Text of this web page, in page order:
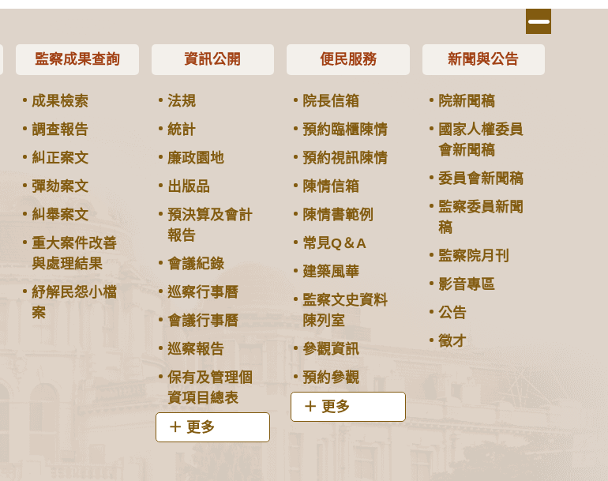
監察成果查詢
成果檢索
調查報告
糾正案文
彈劾案文
糾舉案文
重大案件改善
與處理結果
紓解民怨小檔
案
資訊公開
法規
統計
廉政園地
出版品
預決算及會計
報告
會議紀錄
巡察行事曆
會議行事曆
巡察報告
保有及管理個
資項目總表
更多
便民服務
院長信箱
預約臨櫃陳情
預約視訊陳情
陳情信箱
陳情書範例
常見Q＆A
建築風華
監察文史資料
陳列室
參觀資訊
預約參觀
更多
新聞與公告
院新聞稿
國家人權委員
會新聞稿
委員會新聞稿
監察委員新聞
稿
監察院月刊
影音專區
公告
徵才